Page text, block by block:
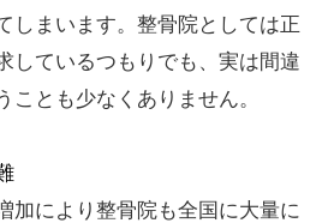
しまいます。整骨院としては正
しているつもりでも、実は間違
ことも少なくありません。
加により整骨院も全国に大量に